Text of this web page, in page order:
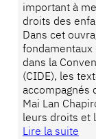
important à
droits des
Dans cet
fondamentaux
dans la
(CIDE), les
accompagnés
Mai Lan
leurs droits et
Lire la suite